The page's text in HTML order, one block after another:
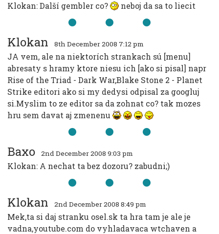
Klokan: Další gembler co?
neboj da sa to liecit
Klokan 8th December 2008 7:12 pm
JA vem, ale na niektorích strankach sú [menu]
abresaty s hramy ktore niesu ich [ako si pisal] napr
Rise of the Triad - Dark War,Blake Stone 2 - Planet
Strike editori ako si my dedysi odpisal za googluj
si.Myslim to ze editor sa da zohnat co? tak mozes
hru sem davat aj zmenenu
Baxo 2nd December 2008 9:03 pm
Klokan: A nechat ta bez dozoru? zabudni;)
Klokan 2nd December 2008 8:49 pm
Mek,ta si daj stranku osel.sk ta hra tam je ale je
vadna,youtube.com do vyhladavaca wtchaven a